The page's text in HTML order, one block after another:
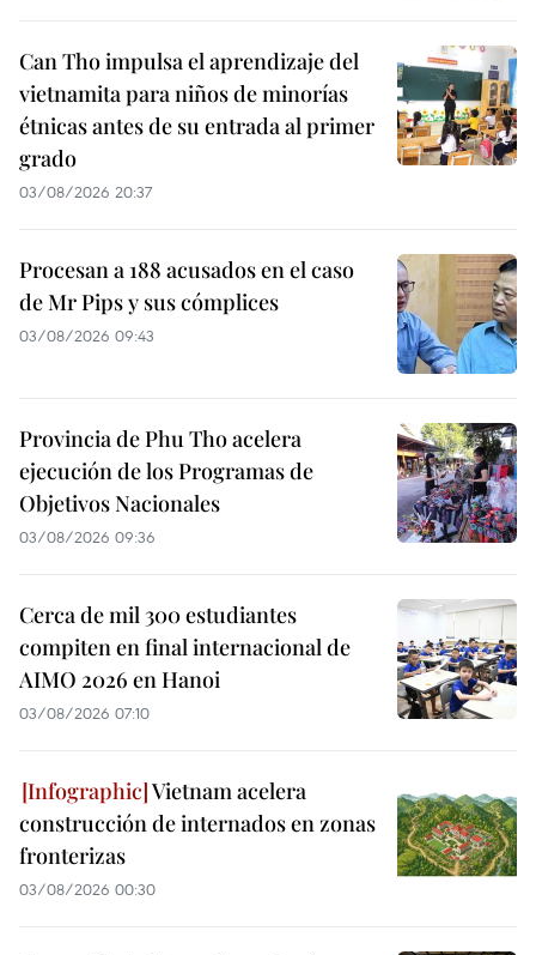
Can Tho impulsa el aprendizaje del
vietnamita para niños de minorías
étnicas antes de su entrada al primer
grado
03/08/2026 20:37
Procesan a 188 acusados en el caso
de Mr Pips y sus cómplices
03/08/2026 09:43
Provincia de Phu Tho acelera
ejecución de los Programas de
Objetivos Nacionales
03/08/2026 09:36
Cerca de mil 300 estudiantes
compiten en final internacional de
AIMO 2026 en Hanoi
03/08/2026 07:10
Vietnam acelera
construcción de internados en zonas
fronterizas
03/08/2026 00:30